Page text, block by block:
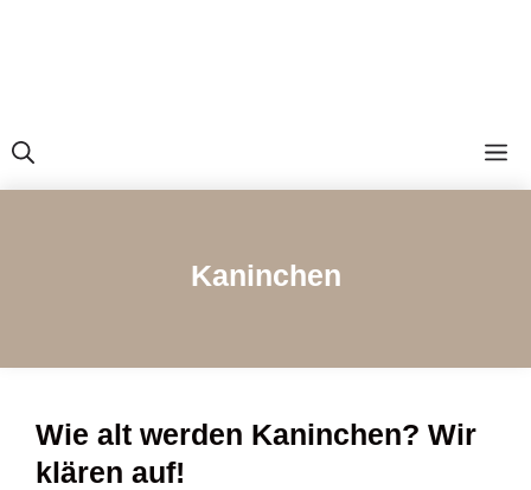
Kaninchen
Wie alt werden Kaninchen? Wir
klären auf!